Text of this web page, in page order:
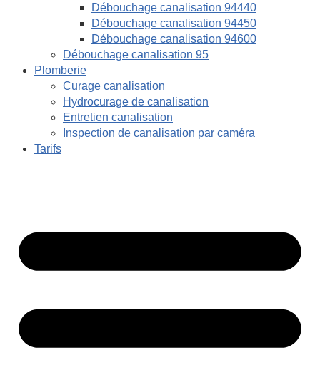
Débouchage canalisation 94440
Débouchage canalisation 94450
Débouchage canalisation 94600
Débouchage canalisation 95
Plomberie
Curage canalisation
Hydrocurage de canalisation
Entretien canalisation
Inspection de canalisation par caméra
Tarifs